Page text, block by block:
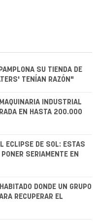
SU TIENDA DE
TENÍAN RAZÓN"
INDUSTRIAL
EN HASTA 200.000
ECLIPSE DE SOL: ESTAS
SERIAMENTE EN
DONDE UN GRUPO
RECUPERAR EL